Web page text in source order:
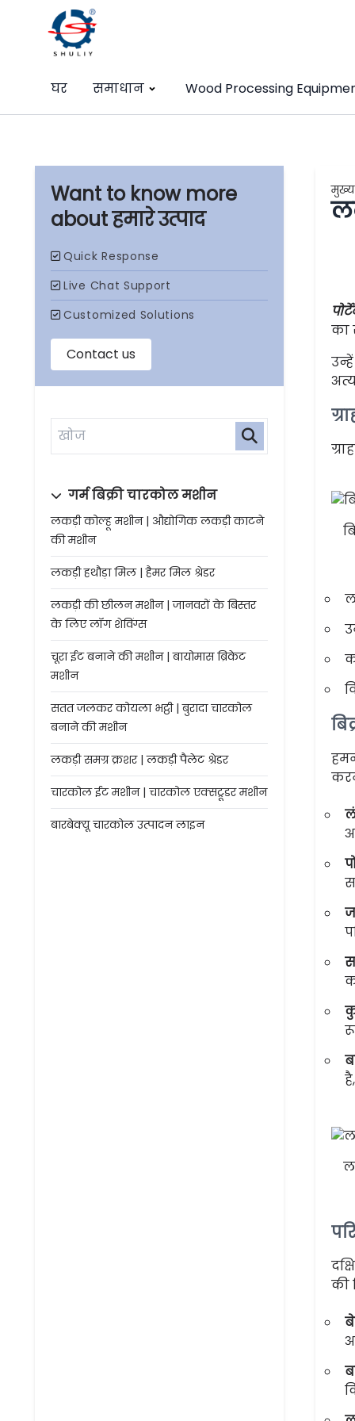
घर समाधान Wood Processing
हमारे उत्पाद
गर्म बिक्री चारकोल मशीन
लकड़ी कोल्हू मशीन | औद्योगिक लकड़ी काटने
की मशीन
लकड़ी हथौड़ा मिल | हैमर मिल श्रेडर
लकड़ी की छीलन मशीन | जानवरों के बिस्तर
के लिए लॉग शेविंग्स
चूरा ईट बनाने की मशीन | बायोमास ब्रिकेट
मशीन
सतत जलकर कोयला भट्ठी | बुरादा चारकोल
बनाने की मशीन
लकड़ी समग्र क्रशर | लकड़ी पैलेट श्रेडर
चारकोल ईट मशीन | चारकोल एक्सट्रूडर मशीन
बारबेक्यू चारकोल उत्पादन लाइन
मुख्य
का
की